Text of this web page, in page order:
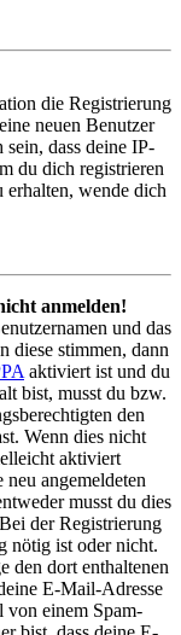
die Registrierung
neuen Benutzer
dass deine IP-
du dich registrieren
wende dich
anmelden!
und das
diese stimmen, dann
aktiviert ist und du
bist, musst du bzw.
den
Wenn dies nicht
aktiviert
angemeldeten
musst du dies
der Registrierung
nötig ist oder nicht.
den dort enthaltenen
E-Mail-Adresse
von einem Spam-